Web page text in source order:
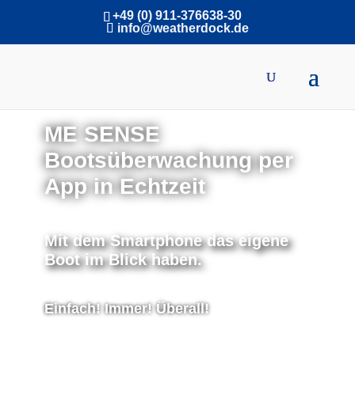
+49 (0) 911-376638-30
info@weatherdock.de
ME SENSE
Bootsüberwachung per
App in Echtzeit
Mit dem Smartphone das eigene
Boot im Blick haben.
Einfach! Immer! Überall!